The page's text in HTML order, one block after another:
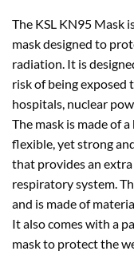
The KSL KN95 Mask
mask designed to
radiation. It is
risk of being exposed
hospitals, nuclear
The mask is made of
flexible, yet strong
that provides an
respiratory system.
and is made of
It also comes with a
mask to protect the